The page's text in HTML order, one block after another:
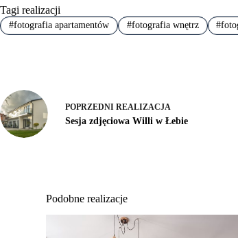
Tagi realizacji
#fotografia apartamentów #fotografia wnętrz #
POPRZEDNI REALIZACJA
Sesja zdjęciowa Willi w Łebie
Podobne realizacje